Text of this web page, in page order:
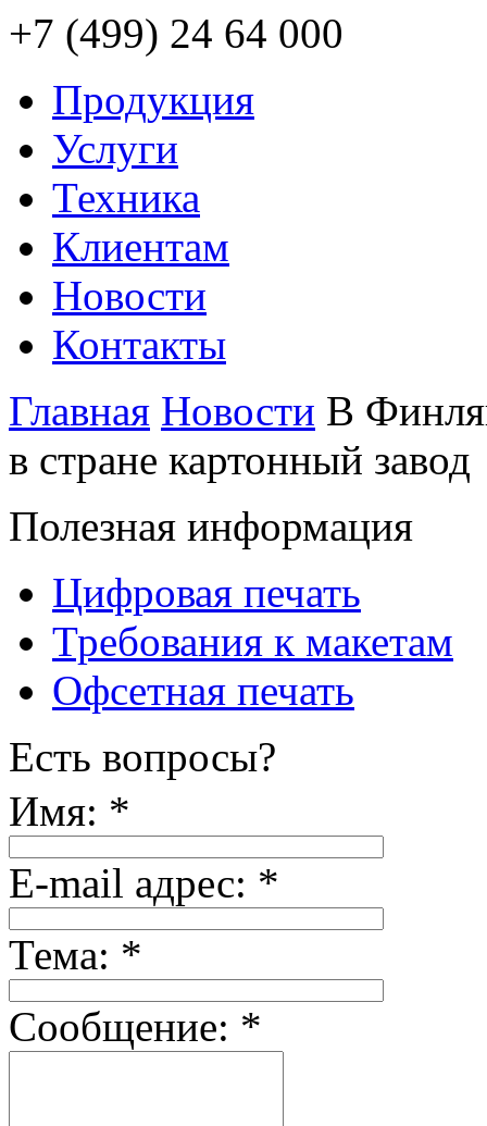
+7 (499) 24 64 000
Продукция
Услуги
Техника
Клиентам
Новости
Контакты
Главная Новости В
в стране картонный завод
Полезная информация
Цифровая печать
Требования к макетам
Офсетная печать
Есть вопросы?
Имя: *
E-mail адрес: *
Тема: *
Сообщение: *